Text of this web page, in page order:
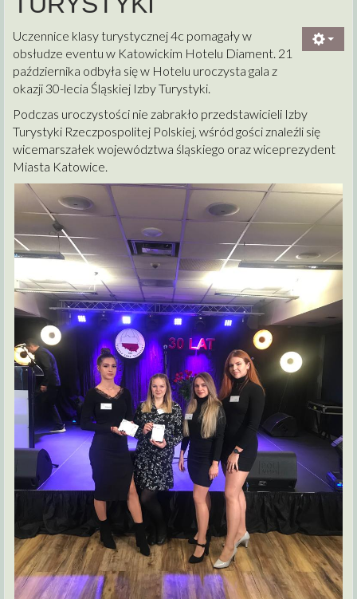
Uczennice klasy turystycznej 4c pomagały w
obsłudze eventu w Katowickim Hotelu Diament. 21
października odbyła się w Hotelu uroczysta gala z
okazji 30-lecia Śląskiej Izby Turystyki.
Podczas uroczystości nie zabrakło przedstawicieli Izby
Turystyki Rzeczpospolitej Polskiej, wśród gości znaleźli się
wicemarszałek województwa śląskiego oraz wiceprezydent
Miasta Katowice.